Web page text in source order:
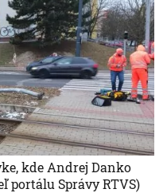
kde Andrej Danko
portálu Správy RTVS)